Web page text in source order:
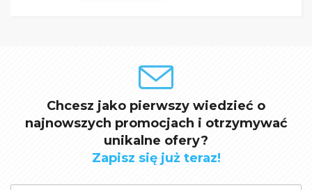
Chcesz jako pierwszy wiedzieć o
najnowszych promocjach i otrzymywać
unikalne ofery?
Zapisz się już teraz!